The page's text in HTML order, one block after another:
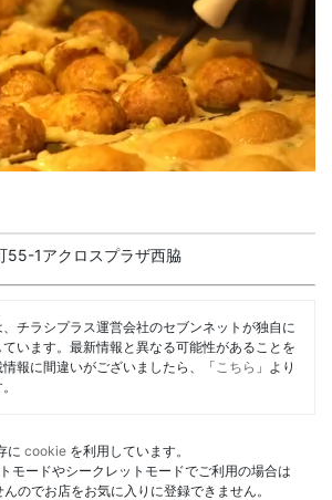
55-1アクロスプラザ西脇
チラシプラス運営会社のセブンネットが独自に
います。最新情報と異なる可能性があることを
報に間違いがございましたら、「 こちら 」より
に cookie を利用しています。
モードやシークレットモードでご利用の場合は
のでお店をお気に入りに登録できません。